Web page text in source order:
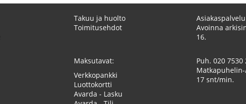
Takuu ja huolto
Toimitusehdot
Maksutavat:
Verkkopankki
Luottokortti
Avarda - Lasku
Asiakaspalvelu
Avoinna
16.
Puh. 020 7530
17 snt/min.